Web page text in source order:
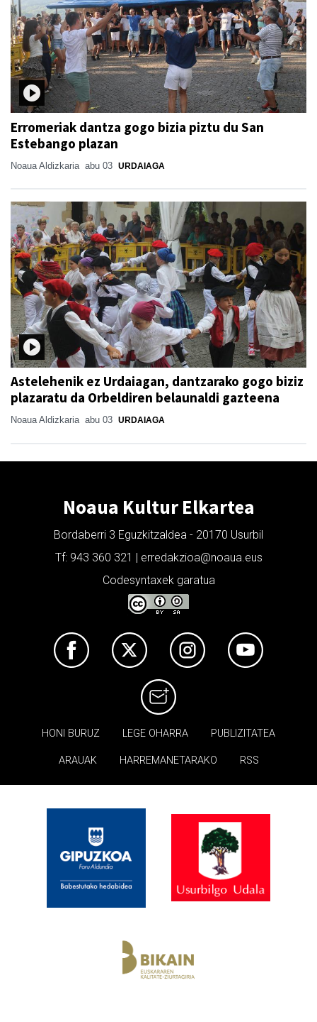
Erromeriak dantza gogo bizia piztu du San
Estebango plazan
Noaua Aldizkaria abu 03 URDAIAGA
Astelehenik ez Urdaiagan, dantzarako gogo biziz
plazaratu da Orbeldiren belaunaldi gazteena
Noaua Aldizkaria abu 03 URDAIAGA
Noaua Kultur Elkartea
Bordaberri 3 Eguzkitzaldea - 20170 Usurbil
Tf: 943 360 321 | erredakzioa@noaua.eus
Codesyntaxek garatua
HONI BURUZ LEGE OHARRA PUBLIZITATEA
ARAUAK HARREMANETARAKO RSS